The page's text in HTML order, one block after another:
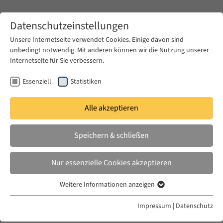
Zum Hauptinhalt springen
DI. 05 JULI 2022
JOB: Studentische Hilfskraft
»Europa im Nahen Osten – Der
Nahe Osten in Europa« gesucht
Datenschutzeinstellungen
Unsere Internetseite verwendet Cookies. Einige davon sind
unbedingt notwendig. Mit anderen können wir die Nutzung unserer
Internetseite für Sie verbessern.
Essenziell Statistiken
Alle akzeptieren
Speichern & schließen
Nur essenzielle Cookies akzeptieren
Essenzielle Cookies werden für grundlegende Funktionen der
Weitere Informationen anzeigen
Impressum | Datenschutz